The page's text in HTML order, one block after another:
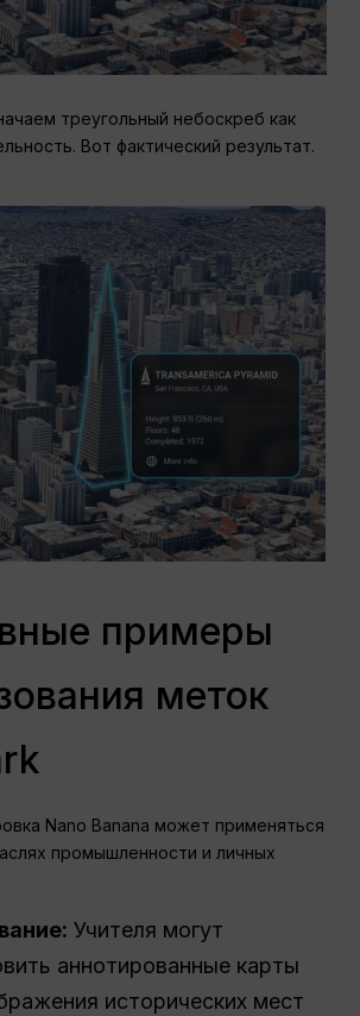
треугольный небоскреб как
Вот фактический результат.
примеры
меток
Nano Banana может применяться
промышленности и личных
Учителя могут
аннотированные карты
исторических мест